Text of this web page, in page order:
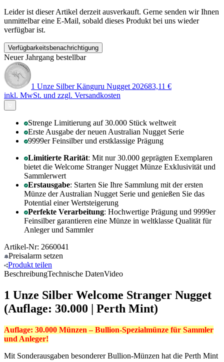
Leider ist dieser Artikel derzeit ausverkauft. Gerne senden wir Ihnen
unmittelbar eine E-Mail, sobald dieses Produkt bei uns wieder
verfügbar ist.
Verfügbarkeitsbenachrichtigung
Neuer Jahrgang bestellbar
1 Unze Silber Känguru Nugget 202683,11 €
inkl. MwSt. und zzgl. Versandkosten
Strenge Limitierung auf 30.000 Stück weltweit
Erste Ausgabe der neuen Australian Nugget Serie
9999er Feinsilber und erstklassige Prägung
Limitierte Rarität: Mit nur 30.000 geprägten Exemplaren
bietet die Welcome Stranger Nugget Münze Exklusivität und
Sammlerwert
Erstausgabe: Starten Sie Ihre Sammlung mit der ersten
Münze der Australian Nugget Serie und genießen Sie das
Potential einer Wertsteigerung
Perfekte Verarbeitung: Hochwertige Prägung und 9999er
Feinsilber garantieren eine Münze in weltklasse Qualität für
Anleger und Sammler
Artikel-Nr: 2660041
Preisalarm setzen
Produkt teilen
BeschreibungTechnische DatenVideo
1 Unze Silber Welcome Stranger Nugget
(Auflage: 30.000 | Perth Mint)
Auflage: 30.000 Münzen – Bullion-Spezialmünze für Sammler
und Anleger!
Mit Sonderausgaben besonderer Bullion-Münzen hat die Perth Mint